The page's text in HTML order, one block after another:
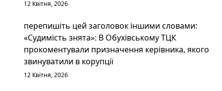
12 Квітня, 2026
перепишіть цей заголовок іншими словами:
«Судимість знята»: В Обухівському ТЦК
прокоментували призначення керівника, якого
звинуватили в корупції
12 Квітня, 2026